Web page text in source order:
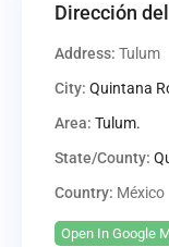
Dirección
Address: Tulum
City: Quintana
Area: Tulum.
State/County:
Country: México
Open In Google